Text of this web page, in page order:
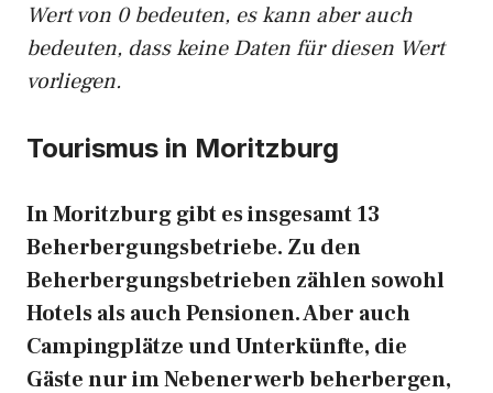
Wert von 0 bedeuten, es kann aber auch
bedeuten, dass keine Daten für diesen Wert
vorliegen.
Tourismus in Moritzburg
In Moritzburg gibt es insgesamt 13
Beherbergungsbetriebe. Zu den
Beherbergungsbetrieben zählen sowohl
Hotels als auch Pensionen. Aber auch
Campingplätze und Unterkünfte, die
Gäste nur im Nebenerwerb beherbergen,